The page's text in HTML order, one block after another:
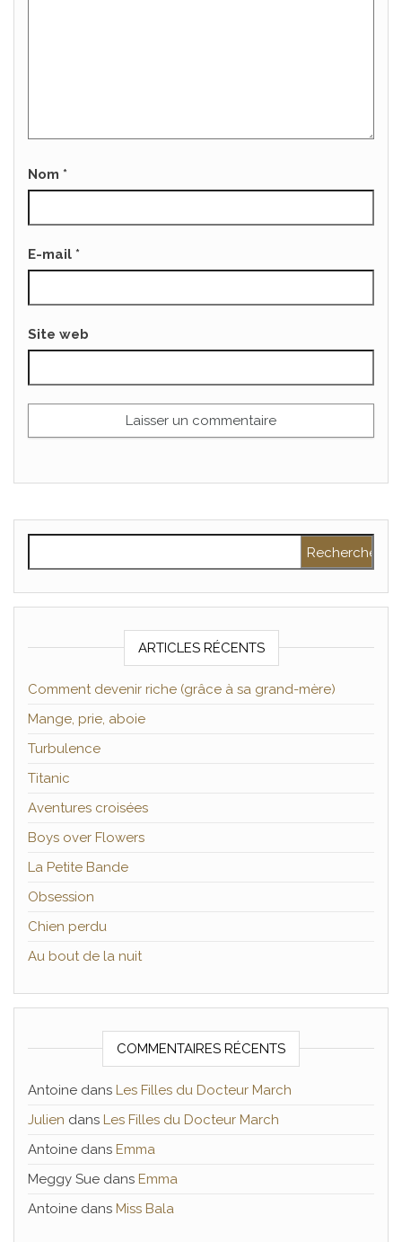
Nom *
E-mail *
Site web
ARTICLES RÉCENTS
Comment devenir riche (grâce à sa grand-mère)
Mange, prie, aboie
Turbulence
Titanic
Aventures croisées
Boys over Flowers
La Petite Bande
Obsession
Chien perdu
Au bout de la nuit
COMMENTAIRES RÉCENTS
Antoine dans Les Filles du Docteur March
Julien dans Les Filles du Docteur March
Antoine dans Emma
Meggy Sue dans Emma
Antoine dans Miss Bala